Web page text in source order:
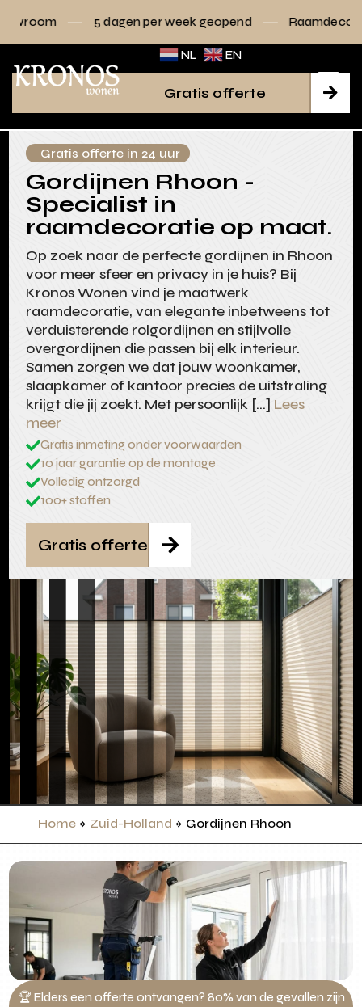
dagen per week geopend Raamdecoratie volledig op
NL EN

Gratis offerte
Gratis offerte in 24 uur
Gordijnen Rhoon -
Specialist in
raamdecoratie op maat.
Op zoek naar de perfecte gordijnen in Rhoon
voor meer sfeer en privacy in je huis? Bij
Kronos Wonen vind je maatwerk
raamdecoratie, van elegante inbetweens tot
verduisterende rolgordijnen en stijlvolle
overgordijnen die passen bij elk interieur.
Samen zorgen we dat jouw woonkamer,
slaapkamer of kantoor precies de uitstraling
krijgt die jij zoekt. Met persoonlijk […] Lees
meer
Gratis inmeting onder voorwaarden
10 jaar garantie op de montage
Volledig ontzorgd
100+ stoffen

Gratis offerte
Home » Zuid-Holland » Gordijnen Rhoon
🏆 Elders een offerte ontvangen? 80% van de gevallen zijn